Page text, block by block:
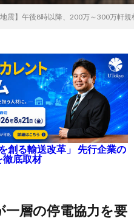
地震】午後8時以降、200万～300万軒
創る輸送改革」 先行企業の
徹底取材